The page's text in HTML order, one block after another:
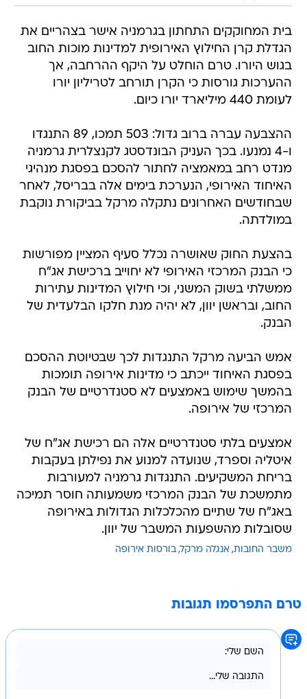
בית המחוקקים התחתון בגרמניה אישר בצהריים את
הגדלת קרן החילוץ האירופית למדינות מוכות החוב
בגוש היורו. טרם הוחלט על היקף ההרחבה, אך
ההערכות גורסות כי הקרן תורחב לטריליון יורו
לעומת 440 מיליארד יורו כיום.
ההצבעה עברה ברוב גדול: 503 תמכו, 89 התנגדו
ו-4 נמנעו. בכך העניק הבונדסטג לקנצלרית גרמניה
מנדט רחב במאמציה לחתור להסכם בפסגת מנהיגי
האיחוד האירופי, הנערכת בימים אלה בבריסל, לאחר
שבחודשים האחרונים נתקלה מרקל בביקורת נוקבת
במולדתה.
בהצעת החוק שאושרה נכלל סעיף המציין מפורשות
כי הבנק המרכזי האירופי לא יחוייב ברכישת אג"ח
ממשלתי בשוק המשני, וכי חילוץ המדינות עתירות
החוב, ובראשן יוון, לא יהיה מנת חלקו הבלעדית של
הבנק.
אמש הביעה מרקל התנגדות לכך שבטיוטת ההסכם
בפסגת האיחוד ייכתב כי מדינות אירופה תומכות
בהמשך שימוש באמצעים לא סטנדרטיים של הבנק
המרכזי של אירופה.
אמצעים בלתי סטנדרטיים אלה הם רכישת אג"ח של
איטליה וספרד, שנועדה למנוע את נפילתן בעקבות
בריחת המשקיעים. התנגדות גרמניה למעורבות
מתמשכת של הבנק המרכזי משמעותה חוסר תמיכה
באג"ח של שתיים מהכלכלות הגדולות באירופה
שסובלות מהשפעות המשבר של יוון.
משבר החובות אנגלה מרקל בורסות אירופה
טרם התפרסמו תגובות